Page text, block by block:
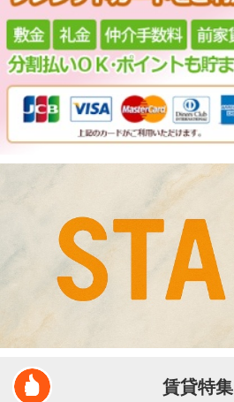
賃貸特集